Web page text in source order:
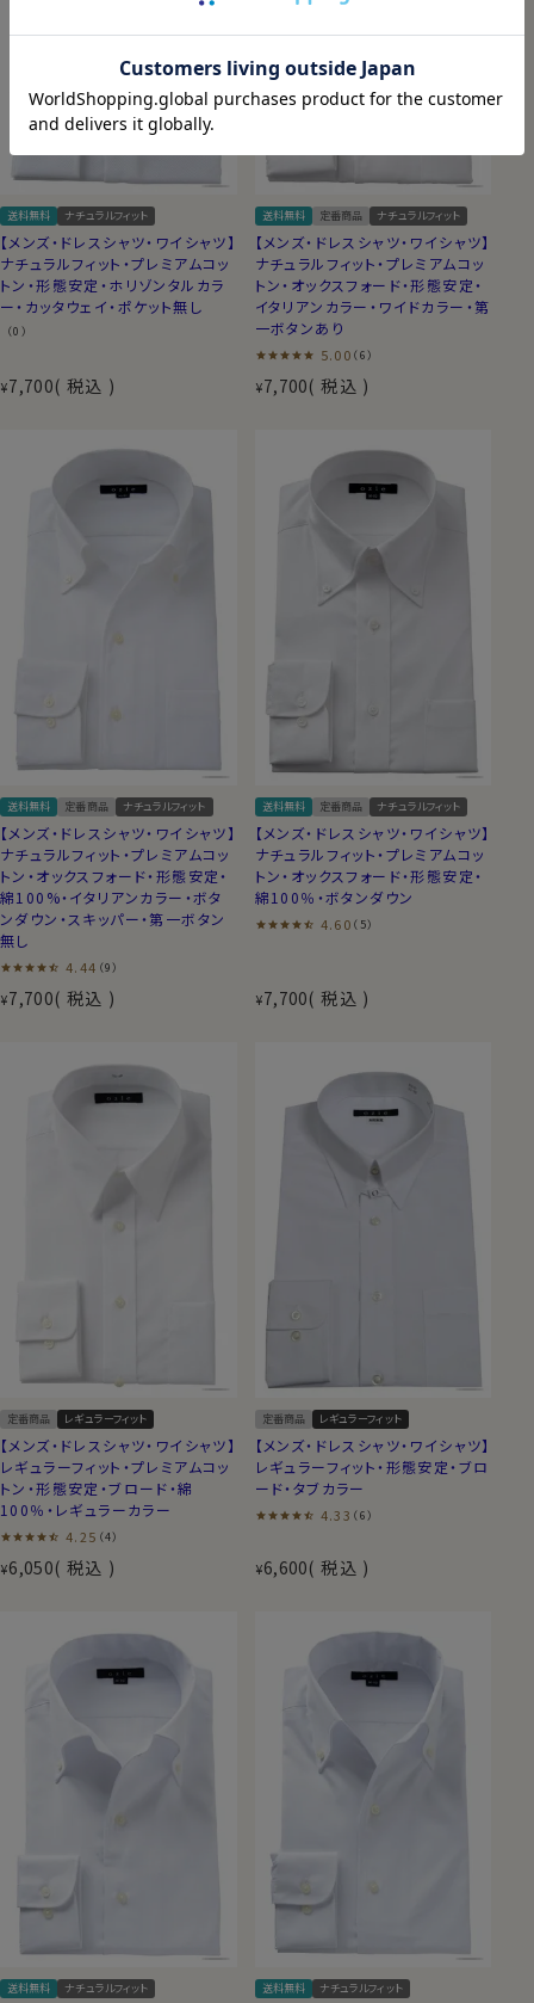
送料無料 ナチュラルフィット
【メンズ・ドレスシャツ・ワイシャツ】
ナチュラルフィット・プレミアムコッ
トン・形態安定・ホリゾンタルカラ
ー・カッタウェイ・ポケット無し
（0）
¥7,700 税込
送料無料 定番商品 ナチュラルフィット
【メンズ・ドレスシャツ・ワイシャツ】
ナチュラルフィット・プレミアムコッ
トン・オックスフォード・形態安定・
イタリアンカラー・ワイドカラー・第
一ボタンあり
5.00 （6）
¥7,700 税込
送料無料 定番商品 ナチュラルフィット
【メンズ・ドレスシャツ・ワイシャツ】
ナチュラルフィット・プレミアムコッ
トン・オックスフォード・形態安定・
綿100%・イタリアンカラー・ボタ
ンダウン・スキッパー・第一ボタン
無し
4.44 （9）
¥7,700 税込
送料無料 定番商品 ナチュラルフィット
【メンズ・ドレスシャツ・ワイシャツ】
ナチュラルフィット・プレミアムコッ
トン・オックスフォード・形態安定・
綿100％・ボタンダウン
4.60 （5）
¥7,700 税込
定番商品 レギュラーフィット
【メンズ・ドレスシャツ・ワイシャツ】
レギュラーフィット・プレミアムコッ
トン・形態安定・ブロード・綿
100％・レギュラーカラー
4.25 （4）
¥6,050 税込
定番商品 レギュラーフィット
【メンズ・ドレスシャツ・ワイシャツ】
レギュラーフィット・形態安定・ブロ
ード・タブカラー
4.33 （6）
¥6,600 税込
送料無料 ナチュラルフィット 送料無料 ナチュラルフィット